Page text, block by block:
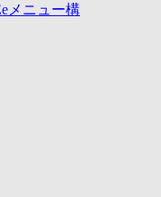
メニュー構